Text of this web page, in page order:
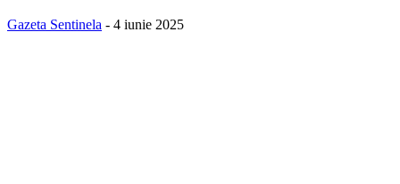
Gazeta Sentinela - 4 iunie 2025